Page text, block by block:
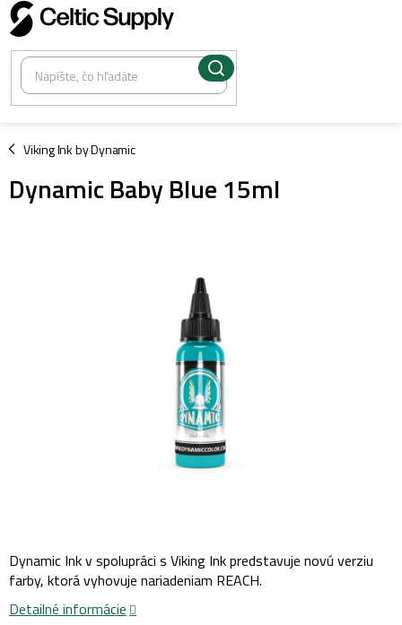
Prejsť
na
obsah
Viking Ink by Dynamic
/
Dynamic Baby Blue 15ml
Dynamic Ink v spolupráci s Viking Ink predstavuje novú verziu
farby, ktorá vyhovuje nariadeniam REACH.
Detailné informácie